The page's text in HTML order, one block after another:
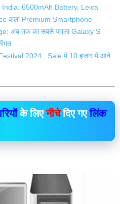
6500mAh Battery, Leica
वाला Premium Smartphone
अब तक का सबसे पतला Galaxy S
2024 : Sale में 10 हजार में आने
के लिएनीचेदिए गएलिंक